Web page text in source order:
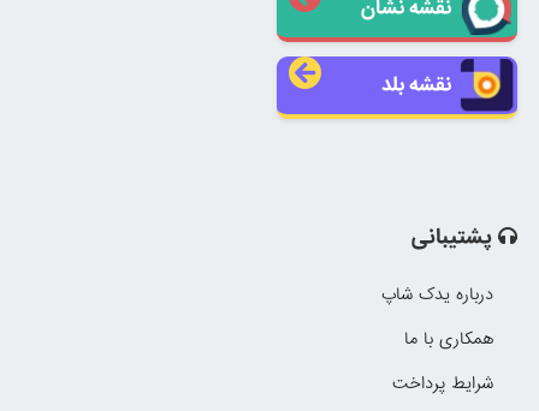
نقشه نشان
نقشه بلد
پشتیبانی
درباره یدک شاپ
همکاری با ما
شرایط پرداخت